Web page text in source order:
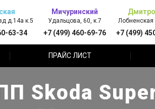
д.14а к.5
63-34
Мичуринский
Удальцова, 60, к.7
+7 (499) 460-69-76
Лобненская
+7 (499)
ПРАЙС ЛИСТ
Skoda